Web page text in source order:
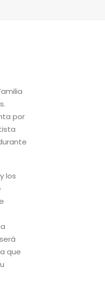
por
los
que